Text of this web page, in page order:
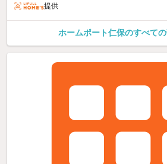
提供
ホームポート仁保のすべて